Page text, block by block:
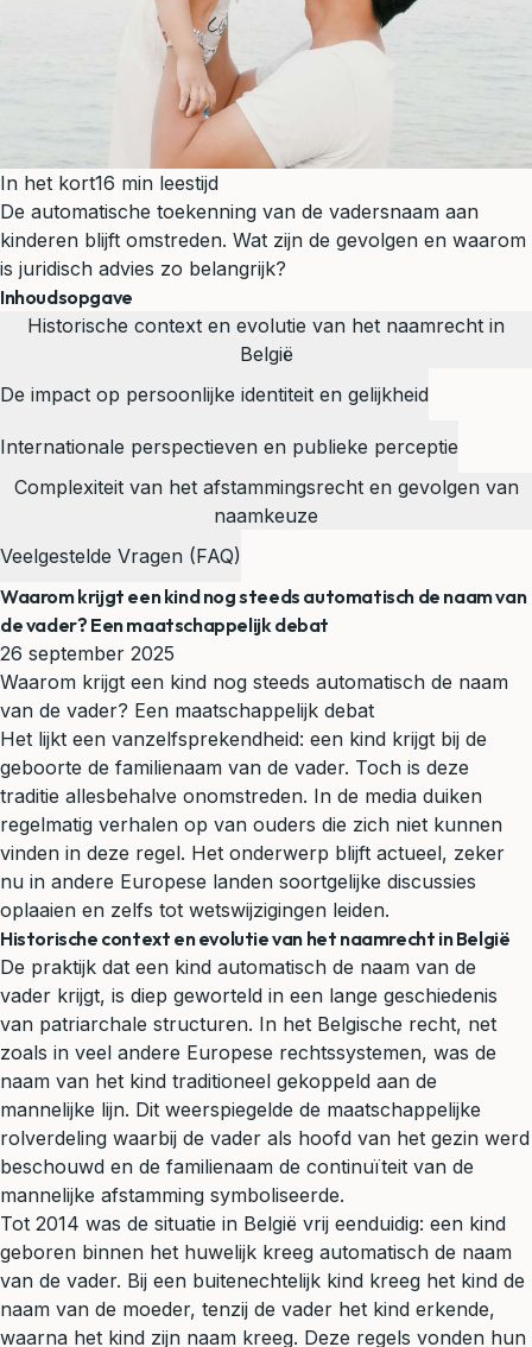
In het kort16 min leestijd
De automatische toekenning van de vadersnaam aan
kinderen blijft omstreden. Wat zijn de gevolgen en waarom
is juridisch advies zo belangrijk?
Inhoudsopgave
Historische context en evolutie van het naamrecht in
België
De impact op persoonlijke identiteit en gelijkheid
Internationale perspectieven en publieke perceptie
Complexiteit van het afstammingsrecht en gevolgen van
naamkeuze
Veelgestelde Vragen (FAQ)
Waarom krijgt een kind nog steeds automatisch de naam van
de vader? Een maatschappelijk debat
26 september 2025
Waarom krijgt een kind nog steeds automatisch de naam
van de vader? Een maatschappelijk debat
Het lijkt een vanzelfsprekendheid: een kind krijgt bij de
geboorte de familienaam van de vader. Toch is deze
traditie allesbehalve onomstreden. In de media duiken
regelmatig verhalen op van ouders die zich niet kunnen
vinden in deze regel. Het onderwerp blijft actueel, zeker
nu in andere Europese landen soortgelijke discussies
oplaaien en zelfs tot wetswijzigingen leiden.
Historische context en evolutie van het naamrecht in België
De praktijk dat een kind automatisch de naam van de
vader krijgt, is diep geworteld in een lange geschiedenis
van patriarchale structuren. In het Belgische recht, net
zoals in veel andere Europese rechtssystemen, was de
naam van het kind traditioneel gekoppeld aan de
mannelijke lijn. Dit weerspiegelde de maatschappelijke
rolverdeling waarbij de vader als hoofd van het gezin werd
beschouwd en de familienaam de continuïteit van de
mannelijke afstamming symboliseerde.
Tot 2014 was de situatie in België vrij eenduidig: een kind
geboren binnen het huwelijk kreeg automatisch de naam
van de vader. Bij een buitenechtelijk kind kreeg het kind de
naam van de moeder, tenzij de vader het kind erkende,
waarna het kind zijn naam kreeg. Deze regels vonden hun